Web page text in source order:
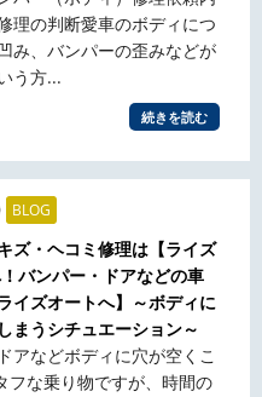
理の判断愛車のボディにつ
み、バンパーの歪みなどが
う方...
続きを読む
BLOG
ズ・ヘコミ修理は【ライズ
バンパー・ドアなどの車
イズオートへ】～ボディに
まうシチュエーション～
アなどボディに穴が空くこ
フな乗り物ですが、時間の